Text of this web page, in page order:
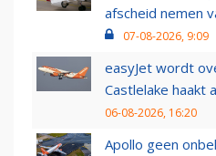
afscheid nemen
07-08-2026, 9:09
easyJet wordt
Castlelake haakt
06-08-2026, 16:20
Apollo geen